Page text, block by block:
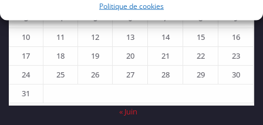
Politique de cookies
3
4 5 6 7 8
9
10
11 12 13 14 15
16
17
18 19 20 21 22
23
24
25 26 27 28 29
30
31
« Juin